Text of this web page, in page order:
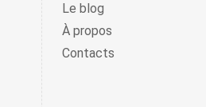
Le blog
À propos
Contacts